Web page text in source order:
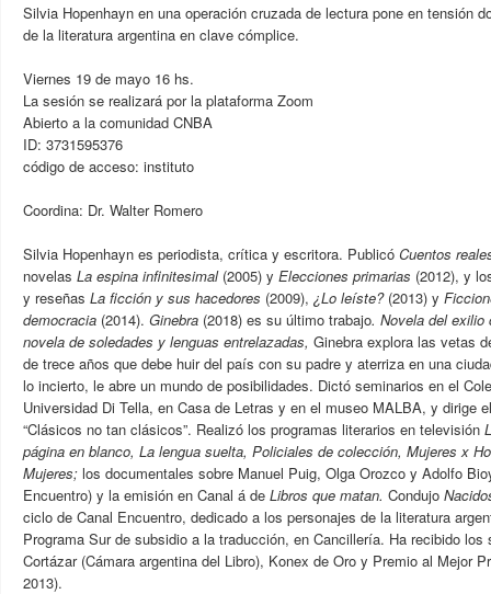
Silvia Hopenhayn en una operación cruzada de lectura pone en tensión
de la literatura argentina en clave cómplice.
Viernes 19 de mayo 16 hs.
La sesión se realizará por la plataforma Zoom
Abierto a la comunidad CNBA
ID: 3731595376
código de acceso: instituto
Coordina: Dr. Walter Romero
Silvia Hopenhayn es periodista, crítica y escritora. Publicó Cuentos
novelas La espina infinitesimal(2005) y Elecciones primarias (2012), y
y reseñas La ficción y sus hacedores (2009), ¿Lo leíste?(2013) y
democracia (2014). Ginebra (2018) es su último trabajo. Novela del exilio
novela de soledades y lenguas entrelazadas, Ginebra explora las vetas
de trece años que debe huir del país con su padre y aterriza en una
lo incierto, le abre un mundo de posibilidades. Dictó seminarios en el
Universidad Di Tella, en Casa de Letras y en el museo MALBA, y dirige
“Clásicos no tan clásicos”. Realizó los programas literarios en televisión
página en blanco, La lengua suelta, Policiales de colección, Mujeres x
Mujeres; los documentales sobre Manuel Puig, Olga Orozco y Adolfo
Encuentro) y la emisión en Canal á de Libros que matan. Condujo
ciclo de Canal Encuentro, dedicado a los personajes de la literatura
Programa Sur de subsidio a la traducción, en Cancillería. Ha recibido
Cortázar (Cámara argentina del Libro), Konex de Oro y Premio al Mejor
2013).